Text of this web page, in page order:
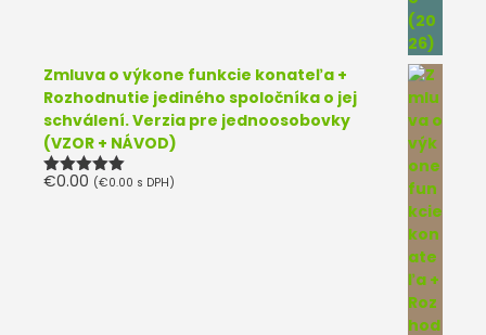
Zmluva o výkone funkcie konateľa +
Rozhodnutie jediného spoločníka o jej
schválení. Verzia pre jednoosobovky
(VZOR + NÁVOD)
Hodnotenie
€0.00 (€0.00 s DPH)